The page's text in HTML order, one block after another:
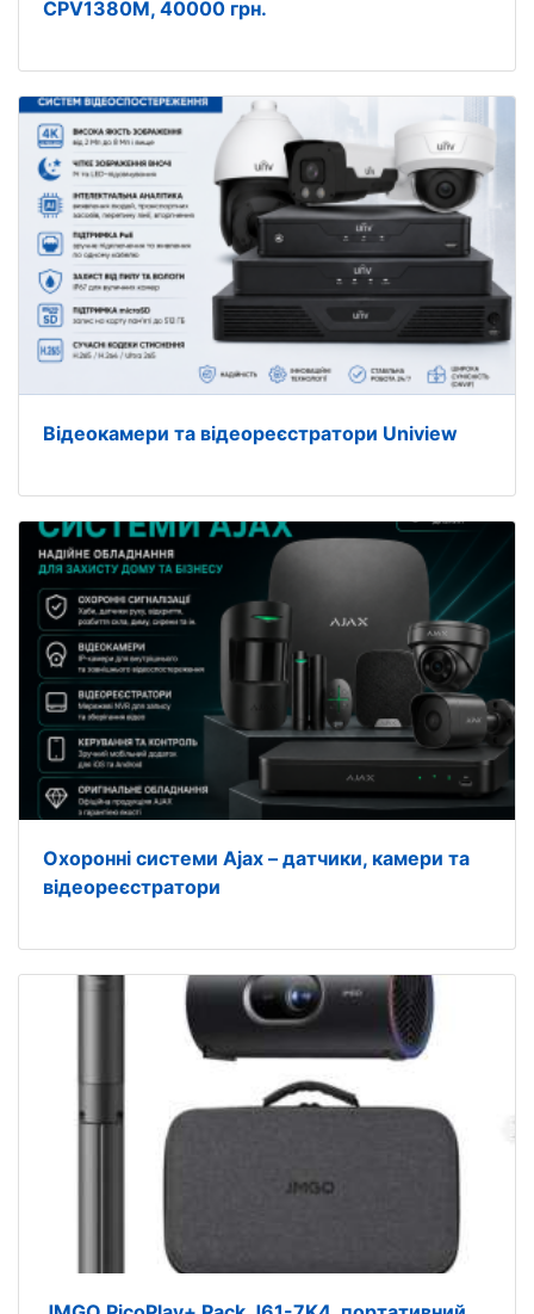
CPV1380M, 40000 грн.
Відеокамери та відеореєстратори Uniview
Охоронні системи Ajax – датчики, камери та
відеореєстратори